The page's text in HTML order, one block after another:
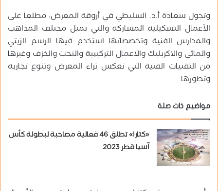
وتجول سعادة أ.د. السليطي في أروقة المعرض، مطلعا على
الأعمال التشكيلية المشاركة والتي تمثل مختلف المذاهب
والمدارس الفنية وتخصصاتها استخدم فيها الرسم الزيتي
والمائي والاكريليك والاعمال التركيبية والنحت والخزف وغيرها
من التقنيات الفنية التي تعكس ثراء المعرض وتنوع تجاربه
وتطورها
مواضيع ذات صلة
«كتارا» تطلق 46 فعالية مصاحبة لبطولة كأس
آسيا قطر 2023